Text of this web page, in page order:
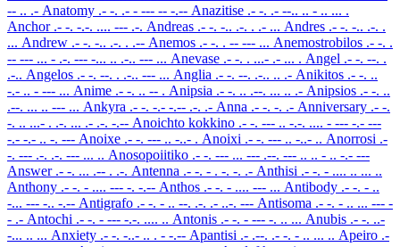
-- .. .- Anatomy .- -. .- - --- -- -.-- Anazitise .- -. .- --.. .. - .. ... .
Anchor .- -. -.-. .... --- .-. Andreas .- -. -.. .-. . .- ... Andres .- -. -.. .-. .
... Andrew .- -. -.. .-. . .-- Anemos .- -. . -- --- ... Anemostrobilos .- -. .
-- --- ... - .-. --- -... .. .-.. --- ... Anevase .- -. . ...- .- ... . Angel .- -. --. .
.-.. Angelos .- -. --. . .-.. --- ... Anglia .- -. --. .-.. .. .- Anikitos .- -. ..
-.- .. - --- ... Anime .- -. .. -- . Anipsia .- -. .. .--. ... .. .- Anipsios .- -. ..
.--. ... .. --- ... Ankyra .- -. -.- -.-- .-. .- Anna .- -. -. .- Anniversary .- -.
-. .. ...- . .-. ... .- .-. -.-- Anoichto kokkino .- -. --- .. -.-. .... - --- -.- ---
-.- -.- .. -. --- Anoixe .- -. --- .. -..- . Anoixi .- -. --- .. -..- .. Anorrosi .-
-. --- .-. .-. --- ... .. Anosopoiitiko .- -. --- ... --- .--. --- .. .. - .. -.- ---
Answer .- -. ... .-- . .-. Antenna .- -. - . -. -. .- Anthisi .- -. - .... .. ... ..
Anthony .- -. - .... --- -. -.-- Anthos .- -. - .... --- ... Antibody .- -. - ..
-... --- -.. -.-- Antigrafo .- -. - .. --. .-. .- ..-. --- Antisoma .- -. - .. ... --- -
- .- Antochi .- -. - --- -.-. .... .. Antonis .- -. - --- -. .. ... Anubis .- -. ..-
-... .. ... Anxiety .- -. -..- .. . - -.-- Apantisi .- .--. .- -. - .. ... .. Apeiro .-